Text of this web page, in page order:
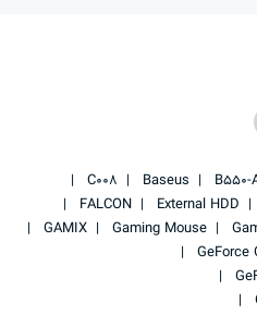
B550-
Baseus
C008
External HDD
FALCON
Gaming Mouse
GAMIX
GeForce